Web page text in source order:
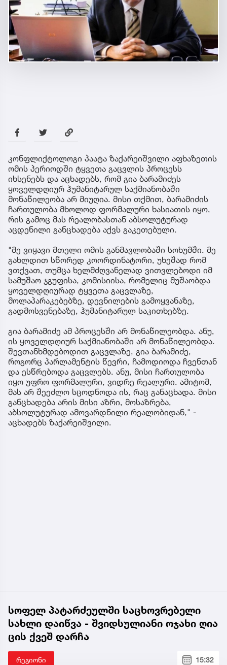
კონფლიქტოლოგი პაატა ზაქარეიშვილი აფხაზეთის
ომის პერიოდში ტყვეთა გაცვლის პროცესს
იხსენებს და აცხადებს, რომ გია ბარამიძეს
ყოველდღიურ ჰუმანიტარულ საქმიანობაში
მონაწილეობა არ მიუღია. მისი თქმით, ბარამიძის
ჩართულობა მხოლოდ ფორმალური ხასიათის იყო,
რის გამოც მას რეალობასთან აბსოლუტურად
აცდენილი განცხადება აქვს გაკეთებული.
"მე ვიყავი მთელი ომის განმავლობაში სოხუმში. მე
გახლდით სწორედ კოორდინატორი, უხეშად რომ
ვთქვათ, თუმცა ხელმძღვანელად ვითვლებოდი იმ
სამუშაო ჯგუფისა, კომისიისა, რომელიც მუშაობდა
ყოველდღიურად ტყვეთა გაცვლაზე,
მოლაპარაკებებზე, დევნილების გამოყვანაზე,
გადმოსვენებაზე, ჰუმანიტარულ საკითხებზე.
გია ბარამიძე ამ პროცესში არ მონაწილეობდა. ანუ,
ის ყოველდღიურ საქმიანობაში არ მონაწილეობდა.
შევთანხმდებოდით გაცვლაზე, გია ბარამიძე,
როგორც პარლამენტის წევრი, ჩამოდიოდა ჩვენთან
და ესწრებოდა გაცვლებს. ანუ, მისი ჩართულობა
იყო უფრო ფორმალური, ვიდრე რეალური. ამიტომ,
მას არ შეეძლო სცოდნოდა ის, რაც განაცხადა. მისი
განცხადება არის მისი აზრი, მოსაზრება,
აბსოლუტურად ამოვარდნილი რეალობიდან," -
აცხადებს ზაქარეიშვილი.
სოფელ პატარძეულში საცხოვრებელი
სახლი დაიწვა - შვიდსულიანი ოჯახი ღია
ცის ქვეშ დარჩა
რეგიონი 15:32